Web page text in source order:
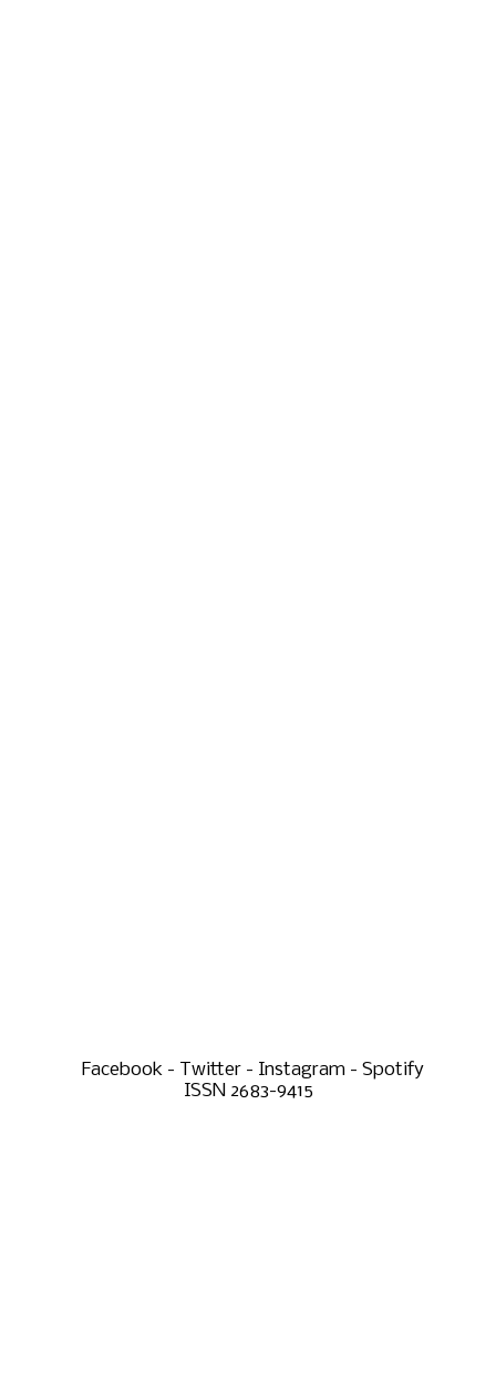
Facebook - Twitter - Instagram - Spotify
ISSN 2683-9415